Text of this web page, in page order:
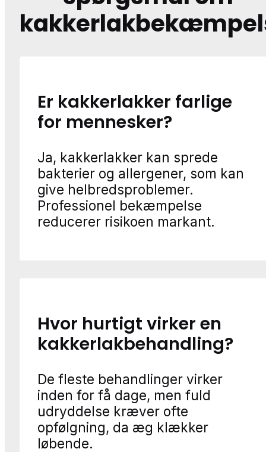
Er kakkerlakker farlige
for mennesker?
Ja, kakkerlakker kan sprede
bakterier og allergener, som kan
give helbredsproblemer.
Professionel bekæmpelse
reducerer risikoen markant.
Hvor hurtigt virker en
kakkerlakbehandling?
De fleste behandlinger virker
inden for få dage, men fuld
udryddelse kræver ofte
opfølgning, da æg klækker
løbende.